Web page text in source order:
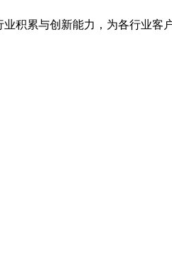
积累与创新能力，为各行业客